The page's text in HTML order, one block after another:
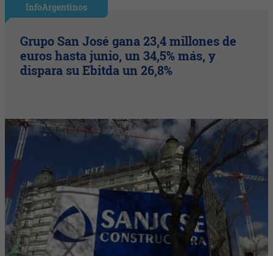
InfoArgentinos
Grupo San José gana 23,4 millones de
euros hasta junio, un 34,5% más, y
dispara su Ebitda un 26,8%